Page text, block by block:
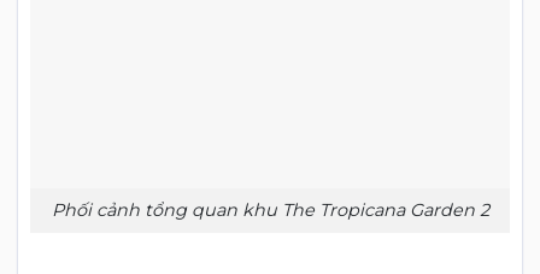
Phối cảnh tổng quan khu The Tropicana Garden 2